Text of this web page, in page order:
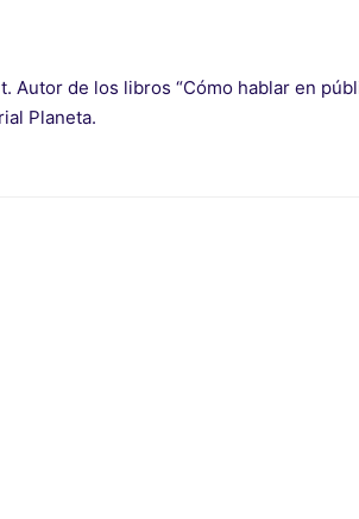
Autor de los libros “Cómo hablar en
Planeta.